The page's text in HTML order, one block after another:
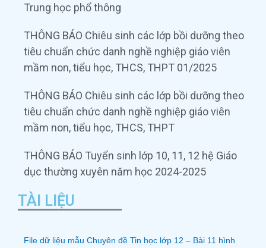
Trung học phổ thông
THÔNG BÁO Chiêu sinh các lớp bồi dưỡng theo
tiêu chuẩn chức danh nghề nghiệp giáo viên
mầm non, tiểu học, THCS, THPT 01/2025
THÔNG BÁO Chiêu sinh các lớp bồi dưỡng theo
tiêu chuẩn chức danh nghề nghiệp giáo viên
mầm non, tiểu học, THCS, THPT
THÔNG BÁO Tuyển sinh lớp 10, 11, 12 hệ Giáo
dục thường xuyên năm học 2024-2025
TÀI LIỆU
File dữ liệu mẫu Chuyên đề Tin học lớp 12 – Bài 11 hình